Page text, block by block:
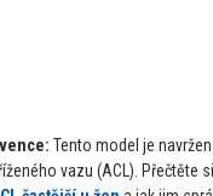
Tento model je
vazu (ACL). Přečtěte